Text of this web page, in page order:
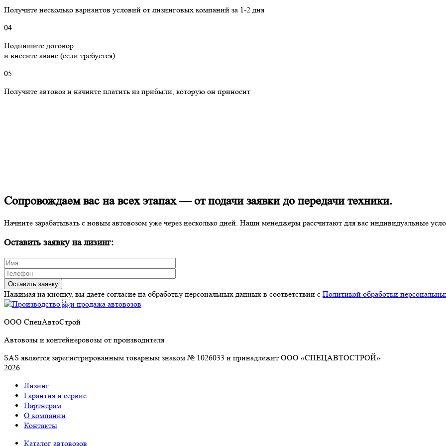
Получите несколько вариантов условий от лизинговых компаний за 1-2 дня
04
Подпишите договор
и внесите аванс (если требуется)
05
Получите автовоз и начните платить из прибыли, которую он приносит
Сопровождаем вас на всех этапах— от подачи заявки до передачи техники.
Начните зарабатывать с новым автовозом уже через несколько дней. Наши менеджеры рассчитают для вас индивидуальные
Оставить заявку на лизинг:
Нажимая на кнопку, вы даете согласие на обработку персональных данных в соответствии c Политикой обработки
ООО СпецАвтоСтрой
Автовозы и контейнеровозы от производителя
SAS является зарегистрированным товарным знаком № 1026033 и принадлежит ООО «СПЕЦАВТОСТРОЙ»
2026
Лизинг
Гарантия и сервис
Партнерам
О компании
Контакты
Каталог автовозов